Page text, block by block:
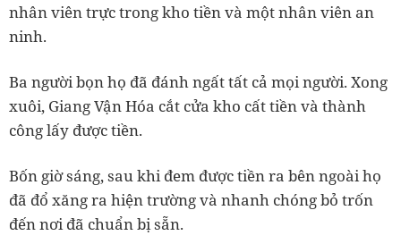
nhân viên trực trong kho tiền và một nhân viên an
ninh.
Ba người bọn họ đã đánh ngất tất cả mọi người. Xong
xuôi, Giang Vận Hóa cắt cửa kho cất tiền và thành
công lấy được tiền.
Bốn giờ sáng, sau khi đem được tiền ra bên ngoài họ
đã đổ xăng ra hiện trường và nhanh chóng bỏ trốn
đến nơi đã chuẩn bị sẵn.